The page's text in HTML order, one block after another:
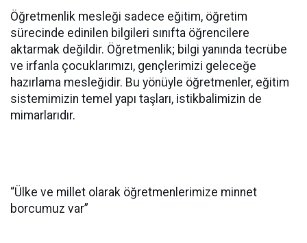
Öğretmenlik mesleği sadece eğitim, öğretim
sürecinde edinilen bilgileri sınıfta öğrencilere
aktarmak değildir. Öğretmenlik; bilgi yanında tecrübe
ve irfanla çocuklarımızı, gençlerimizi geleceğe
hazırlama mesleğidir. Bu yönüyle öğretmenler, eğitim
sistemimizin temel yapı taşları, istikbalimizin de
mimarlarıdır.
“Ülke ve millet olarak öğretmenlerimize minnet
borcumuz var”